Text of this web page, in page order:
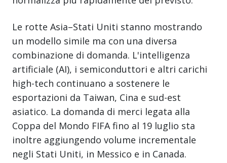
Le rotte Asia–Stati Uniti stanno mostrando
un modello simile ma con una diversa
combinazione di domanda. L'intelligenza
artificiale (AI), i semiconduttori e altri carichi
high-tech continuano a sostenere le
esportazioni da Taiwan, Cina e sud-est
asiatico. La domanda di merci legata alla
Coppa del Mondo FIFA fino al 19 luglio sta
inoltre aggiungendo volume incrementale
negli Stati Uniti, in Messico e in Canada.